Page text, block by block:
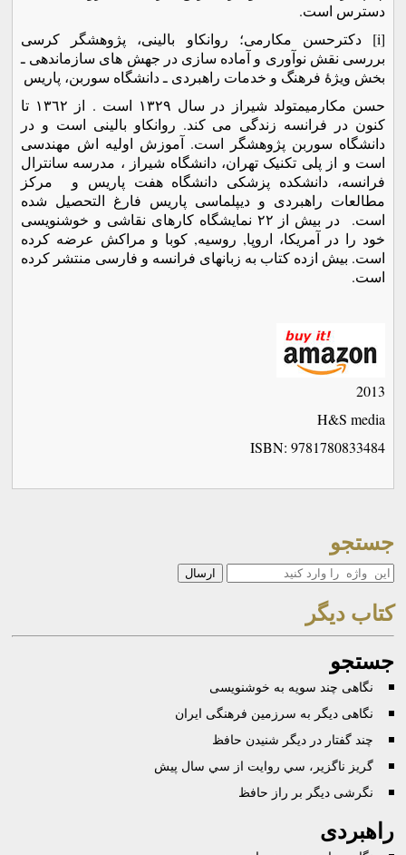
دسترس است.
[i] دکترحسن مکارمی؛ روانکاو بالینی، پژوهشگر کرسی
بررسی نقش نوآوری و آماده سازی در جهش های سازماندهی ـ
بخش ویژۀ فرهنگ و خدمات راهبردی ـ دانشگاه سوربن، پاریس
حسن مکارمیمتولد شیراز در سال ١٣٢٩ است . از ١٣٦٢ تا
کنون در فرانسه زندگی می کند. روانکاو بالینی است و در
دانشگاه سوربن پژوهشگر است. آموزش اولیه اش مهندسی
است و از پلی تکنیک تهران، دانشگاه شیراز ، مدرسه سانترال
فرانسه، دانشکده پزشکی دانشگاه هفت پاریس و مرکز
مطالعات راهبردی و دیپلماسی پاریس فارغ التحصیل شده
است. در بیش از ٢٢ نمایشگاه کارهای نقاشی و خوشنویسی
خود را در آمریکا، اروپا, روسیه, کوبا و مراکش عرضه کرده
است. بیش ازده کتاب به زبانهای فرانسه و فارسی منتشر کرده
است.
2013
H&S media
ISBN: 9781780833484
جستجو
جستجو
كتاب ديگر
جستجو
نگاهی چند سویه به خوشنویسی
نگاهی دیگر به سرزمین فرهنگی ایران
چند گفتار در ديگر شنيدن حافظ
گريز ناگزير، سي روايت از سي سال پيش
نگرشی دیگر بر راز حافظ
راهبردی